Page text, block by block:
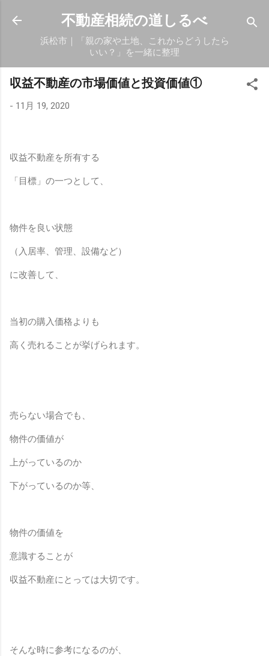
スキップしてメイン コンテンツに移動
不動産相続の道しるべ
浜松市｜「親の家や土地、これからどうしたら
いい？」を一緒に整理
収益不動産の市場価値と投資価値①
- 11月 19, 2020
収益不動産を所有する
「目標」の一つとして、
物件を良い状態
（入居率、管理、設備など）
に改善して、
当初の購入価格よりも
高く売れることが挙げられます。
売らない場合でも、
物件の価値が
上がっているのか
下がっているのか等、
物件の価値を
意識することが
収益不動産にとっては大切です。
そんな時に参考になるのが、